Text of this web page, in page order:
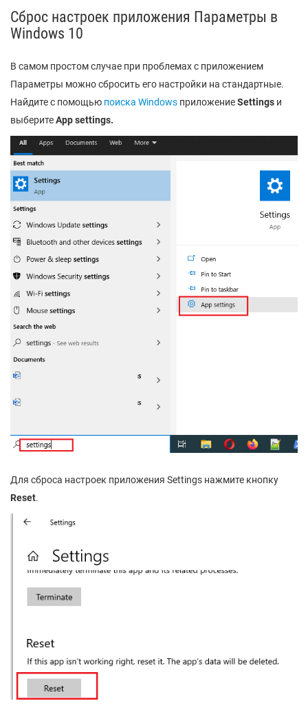
Сброс настроек приложения Параметры в
Windows 10
В самом простом случае при проблемах с приложением
Параметры можно сбросить его настройки на стандартные.
Найдите с помощью поиска Windows приложениеSettings и
выберитеApp settings.
Для сброса настроек приложения Settings нажмите кнопку
Reset.